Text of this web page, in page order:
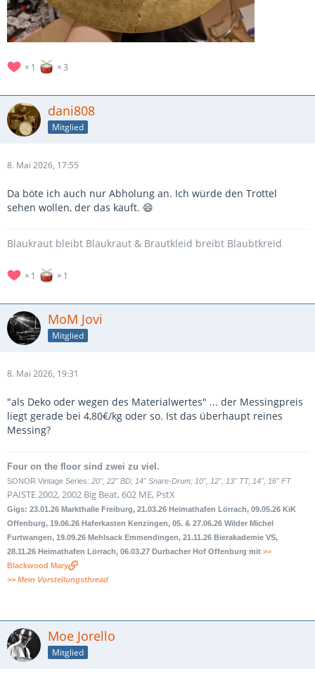
1 3
dani808
Mitglied
8. Mai 2026, 17:55
Da böte ich auch nur Abholung an. Ich würde den Trottel
sehen wollen, der das kauft. 😄
Blaukraut bleibt Blaukraut & Brautkleid breibt Blaubtkreid
1 1
MoM Jovi
Mitglied
8. Mai 2026, 19:31
"als Deko oder wegen des Materialwertes" ... der Messingpreis
liegt gerade bei 4,80€/kg oder so. Ist das überhaupt reines
Messing?
Four on the floor sind zwei zu viel.
SONOR Vintage Series: 20", 22" BD; 14" Snare-Drum; 10", 12", 13" TT; 14", 16" FT
PAISTE 2002, 2002 Big Beat, 602 ME, PstX
Gigs: 23.01.26 Markthalle Freiburg, 21.03.26 Heimathafen Lörrach, 09.05.26 KiK
Offenburg, 19.06.26 Haferkasten Kenzingen, 05. & 27.06.26 Wilder Michel
Furtwangen, 19.09.26 Mehlsack Emmendingen, 21.11.26 Bierakademie VS,
28.11.26 Heimathafen Lörrach, 06.03.27 Durbacher Hof Offenburg mit >>
Blackwood Mary
>> Mein Vorstellungsthread
Moe Jorello
Mitglied